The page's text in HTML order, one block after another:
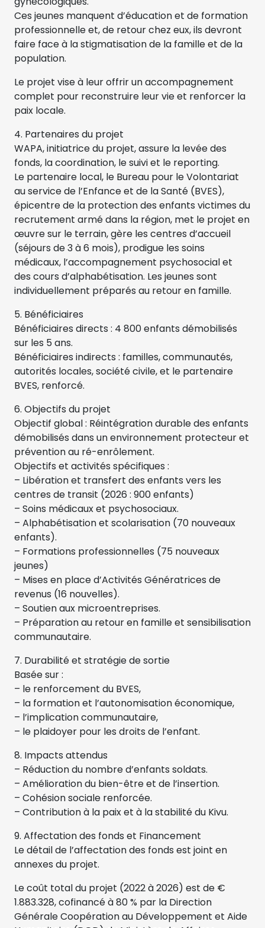
Ces jeunes manquent d’éducation et de formation
professionnelle et, de retour chez eux, ils devront
faire face à la stigmatisation de la famille et de la
population.
Le projet vise à leur offrir un accompagnement
complet pour reconstruire leur vie et renforcer la
paix locale.
4. Partenaires du projet
WAPA, initiatrice du projet, assure la levée des
fonds, la coordination, le suivi et le reporting.
Le partenaire local, le Bureau pour le Volontariat
au service de l’Enfance et de la Santé (BVES),
épicentre de la protection des enfants victimes du
recrutement armé dans la région, met le projet en
œuvre sur le terrain, gère les centres d’accueil
(séjours de 3 à 6 mois), prodigue les soins
médicaux, l’accompagnement psychosocial et
des cours d’alphabétisation. Les jeunes sont
individuellement préparés au retour en famille.
5. Bénéficiaires
Bénéficiaires directs : 4 800 enfants démobilisés
sur les 5 ans.
Bénéficiaires indirects : familles, communautés,
autorités locales, société civile, et le partenaire
BVES, renforcé.
6. Objectifs du projet
Objectif global : Réintégration durable des enfants
démobilisés dans un environnement protecteur et
prévention au ré-enrôlement.
Objectifs et activités spécifiques :
– Libération et transfert des enfants vers les
centres de transit (2026 : 900 enfants)
– Soins médicaux et psychosociaux.
– Alphabétisation et scolarisation (70 nouveaux
enfants).
– Formations professionnelles (75 nouveaux
jeunes)
– Mises en place d’Activités Génératrices de
revenus (16 nouvelles).
– Soutien aux microentreprises.
– Préparation au retour en famille et sensibilisation
communautaire.
7. Durabilité et stratégie de sortie
Basée sur :
– le renforcement du BVES,
– la formation et l’autonomisation économique,
– l’implication communautaire,
– le plaidoyer pour les droits de l’enfant.
8. Impacts attendus
– Réduction du nombre d’enfants soldats.
– Amélioration du bien-être et de l’insertion.
– Cohésion sociale renforcée.
– Contribution à la paix et à la stabilité du Kivu.
9. Affectation des fonds et Financement
Le détail de l’affectation des fonds est joint en
annexes du projet.
Le coût total du projet (2022 à 2026) est de €
1.883.328, cofinancé à 80 % par la Direction
Générale Coopération au Développement et Aide